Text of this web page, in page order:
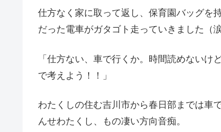
仕方なく家に取って返し、保育園バッグを
だった電車がガタゴト走っていきました（涙
「仕方ない、車で行くか。時間読めない
で考えよう！！」
わたくしの住む吉川市から春日部までは車
んせわたくし、もの凄い方向音痴。